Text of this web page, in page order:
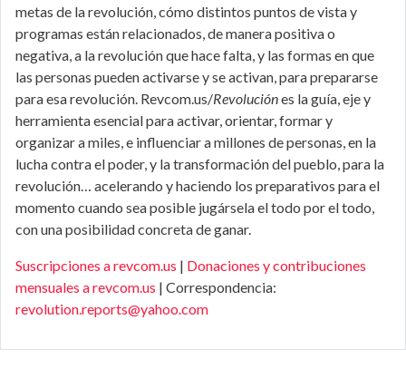
metas de la revolución, cómo distintos puntos de vista y
programas están relacionados, de manera positiva o
negativa, a la revolución que hace falta, y las formas en que
las personas pueden activarse y se activan, para prepararse
para esa revolución. Revcom.us/Revoluciónes la guía, eje y
herramienta esencial para activar, orientar, formar y
organizar a miles, e influenciar a millones de personas, en la
lucha contra el poder, y la transformación del pueblo, para la
revolución… acelerando y haciendo los preparativos para el
momento cuando sea posible jugársela el todo por el todo,
con una posibilidad concreta de ganar.
Suscripciones a revcom.us | Donaciones y contribuciones
mensuales a revcom.us | Correspondencia:
revolution.reports@yahoo.com